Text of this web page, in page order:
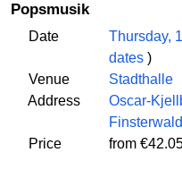
Popsmusik
Date Thursday,
dates )
Venue
Stadthalle
Address
Oscar-
Price
from